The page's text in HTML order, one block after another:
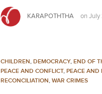
KARAPOTHTHA on July
CHILDREN, DEMOCRACY, END OF
PEACE AND CONFLICT, PEACE AND
RECONCILIATION, WAR CRIMES